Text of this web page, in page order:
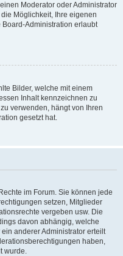
Moderator oder Administrator
Möglichkeit, Ihre eigenen
Administration erlaubt
Bilder, welche mit einem
Inhalt kennzeichnen zu
verwenden, hängt von Ihren
gesetzt hat.
im Forum. Sie können jede
setzen, Mitglieder
vergeben usw. Die
davon abhängig, welche
anderer Administrator erteilt
haben,
wurde.